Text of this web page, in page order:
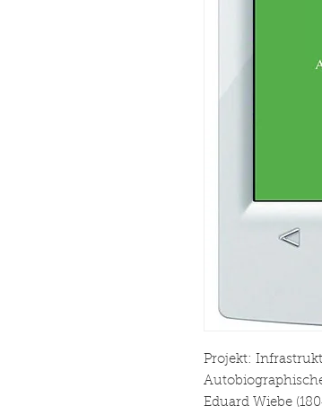
Projekt:
Eduard Wiebe